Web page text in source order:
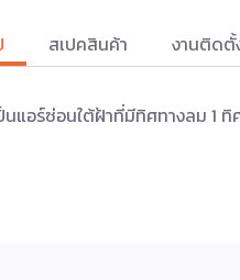
สเปคสินค้า งานติดตั้
นแอร์ซ่อนใต้ฝ้าที่มีทิศทางลม 1